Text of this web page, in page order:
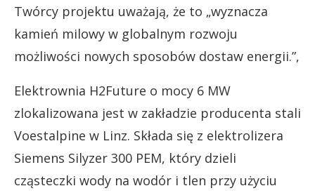
Twórcy projektu uważają, że to „wyznacza
kamień milowy w globalnym rozwoju
możliwości nowych sposobów dostaw energii.”,
Elektrownia H2Future o mocy 6 MW
zlokalizowana jest w zakładzie producenta stali
Voestalpine w Linz. Składa się z elektrolizera
Siemens Silyzer 300 PEM, który dzieli
cząsteczki wody na wodór i tlen przy użyciu